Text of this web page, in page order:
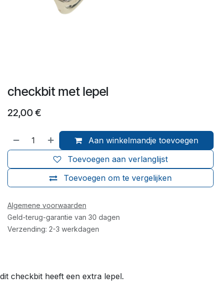
checkbit met lepel
22,00 €
Aan winkelmandje toevoegen
Toevoegen om te vergelijken
Toevoegen aan verlanglijst
Algemene voorwaarden
Geld-terug-garantie van 30 dagen
Verzending: 2-3 werkdagen
dit checkbit heeft een extra lepel.